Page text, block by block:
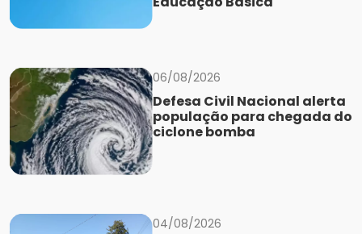
06/08/2026
Defesa Civil Nacional alerta
população para chegada do
ciclone bomba
04/08/2026